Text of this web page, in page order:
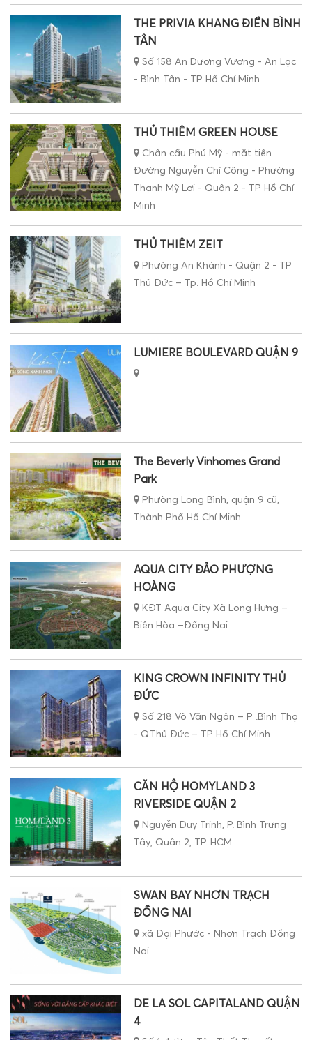
THE PRIVIA KHANG ĐIỀN BÌNH
TÂN
Số 158 An Dương Vương - An Lạc
- Bình Tân - TP Hồ Chí Minh
THỦ THIÊM GREEN HOUSE
Chân cầu Phú Mỹ - mặt tiền
Đường Nguyễn Chí Công - Phường
Thạnh Mỹ Lợi - Quận 2 - TP Hồ Chí
Minh
THỦ THIÊM ZEIT
Phường An Khánh - Quận 2 - TP
Thủ Đức – Tp. Hồ Chí Minh
LUMIERE BOULEVARD QUẬN 9
The Beverly Vinhomes Grand
Park
Phường Long Bình, quận 9 cũ,
Thành Phố Hồ Chí Minh
AQUA CITY ĐẢO PHƯỢNG
HOÀNG
KĐT Aqua City Xã Long Hưng –
Biên Hòa –Đồng Nai
KING CROWN INFINITY THỦ
ĐỨC
Số 218 Võ Văn Ngân – P .Bình Thọ
- Q.Thủ Đức – TP Hồ Chí Minh
CĂN HỘ HOMYLAND 3
RIVERSIDE QUẬN 2
Nguyễn Duy Trinh, P. Bình Trưng
Tây, Quận 2, TP. HCM.
SWAN BAY NHƠN TRẠCH
ĐỒNG NAI
xã Đại Phước - Nhơn Trạch Đồng
Nai
DE LA SOL CAPITALAND QUẬN
4